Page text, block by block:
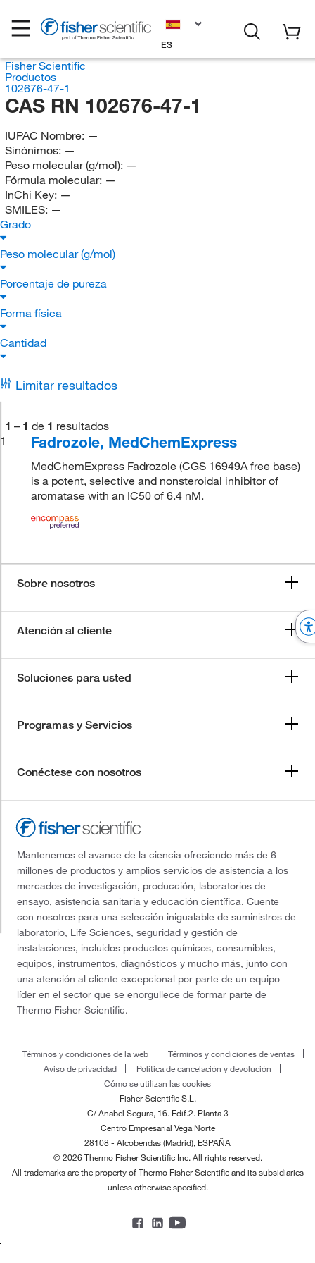
ES
Fisher Scientific
Productos
102676-47-1
CAS RN 102676-47-1
IUPAC Nombre: —
Sinónimos: —
Peso molecular (g/mol): —
Fórmula molecular: —
InChi Key: —
SMILES: —
Grado
Peso molecular (g/mol)
Porcentaje de pureza
Forma física
Cantidad
Limitar resultados
1 – 1 de 1 resultados
1
Fadrozole, MedChemExpress
MedChemExpress Fadrozole (CGS 16949A free base)
is a potent, selective and nonsteroidal inhibitor of
aromatase with an IC50 of 6.4 nM.
Sobre nosotros
Atención al cliente
Soluciones para usted
Programas y Servicios
Conéctese con nosotros
Mantenemos el avance de la ciencia ofreciendo más de 6
millones de productos y amplios servicios de asistencia a los
mercados de investigación, producción, laboratorios de
ensayo, asistencia sanitaria y educación científica. Cuente
con nosotros para una selección inigualable de suministros de
laboratorio, Life Sciences, seguridad y gestión de
instalaciones, incluidos productos químicos, consumibles,
equipos, instrumentos, diagnósticos y mucho más, junto con
una atención al cliente excepcional por parte de un equipo
líder en el sector que se enorgullece de formar parte de
Thermo Fisher Scientific.
Términos y condiciones de la web
Términos y condiciones de ventas
Aviso de privacidad
Política de cancelación y devolución
Cómo se utilizan las cookies
Fisher Scientific S.L.
C/ Anabel Segura, 16. Edif.2. Planta 3
Centro Empresarial Vega Norte
28108 - Alcobendas (Madrid), ESPAÑA
© 2026 Thermo Fisher Scientific Inc. All rights reserved.
All trademarks are the property of Thermo Fisher Scientific and its subsidiaries
unless otherwise specified.